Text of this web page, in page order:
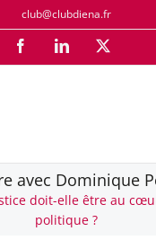
club@clubdiena.fr
FacebookLinkedIn
avec Dominique
doit-elle être au
politique ?